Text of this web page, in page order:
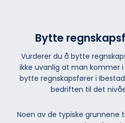
Bytte
Vurderer du å bytte
ikke uvanlig at man kommer
bytte regnskapsfører i
bedriften til det
Noen av de typiske grunnene